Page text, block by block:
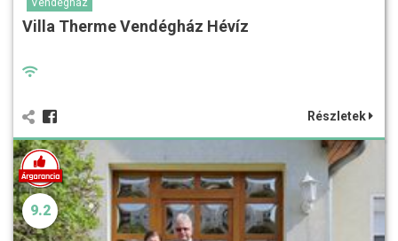
Villa Therme Vendégház Hévíz
Részletek
9.2